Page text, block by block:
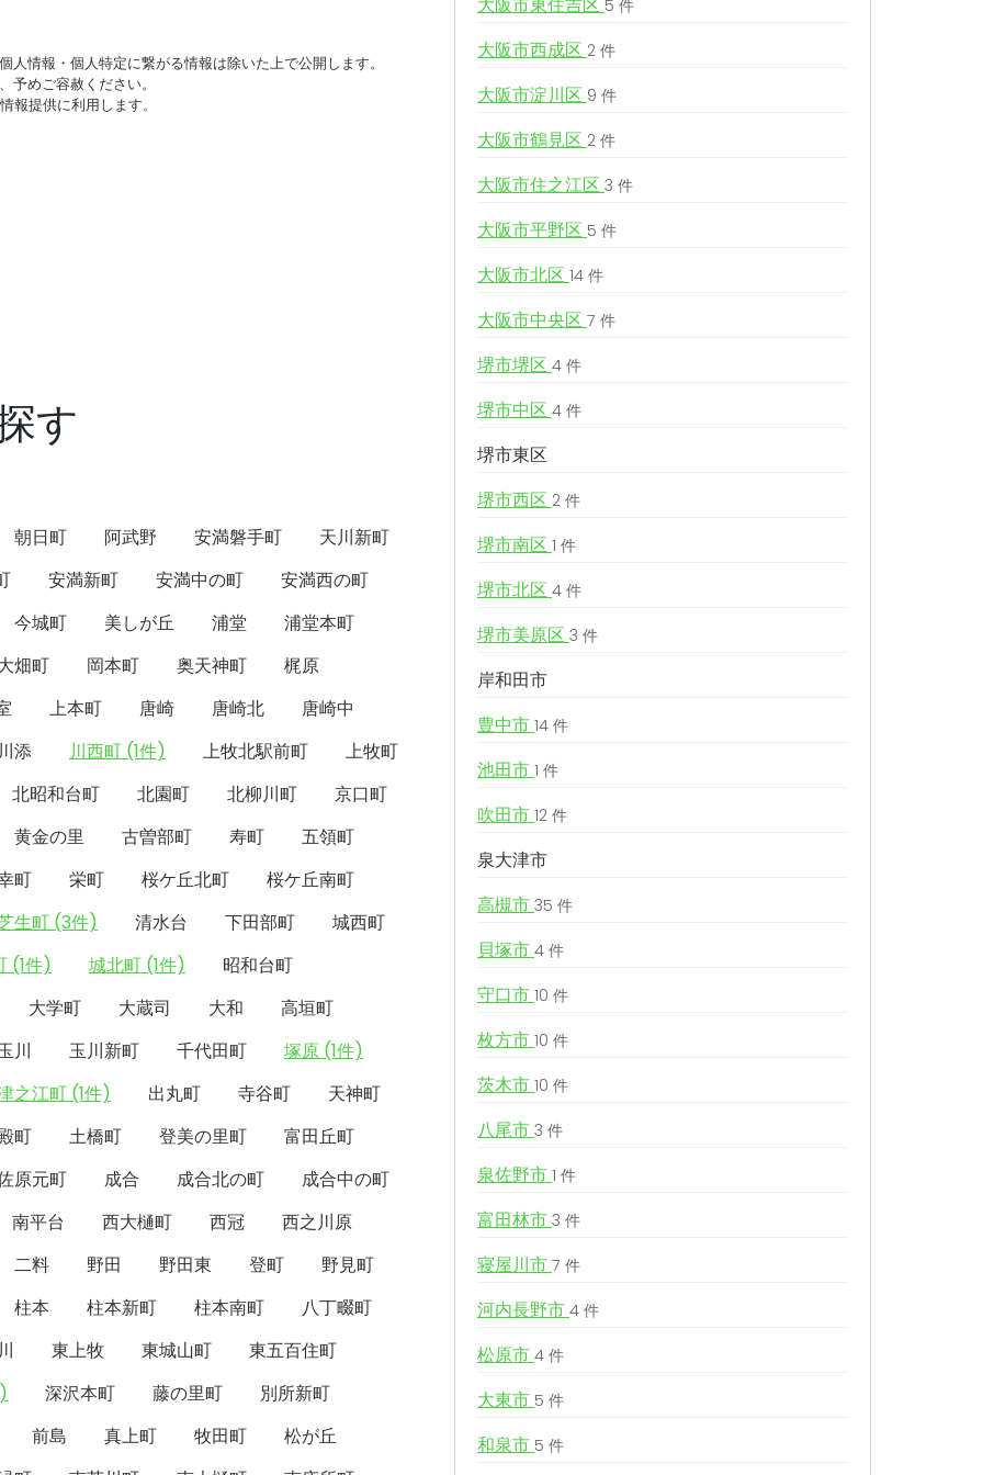
情報・個人特定に繋がる情報は除いた上で公開します。
予めご容赦ください。
報提供に利用します。
す
朝日町 阿武野 安満磐手町
天川新町
安満新町 安満中の町
安満西の町
今城町
美しが丘 浦堂
浦堂本町
畑町
岡本町 奥天神町
梶原
上本町 唐崎 唐崎北
唐崎中
添
川西町 (1件) 上牧北駅前町
上牧町
北昭和台町
北園町 北柳川町
京口町
黄金の里
古曽部町 寿町
五領町
町
栄町 桜ケ丘北町
桜ケ丘南町
生町 (3件)
清水台 下田部町
城西町
(1件)
城北町 (1件)
昭和台町
大学町
大蔵司 大和
高垣町
川
玉川新町 千代田町
塚原 (1件)
之江町 (1件)
出丸町 寺谷町
天神町
町
土橋町 登美の里町
富田丘町
原元町
成合 成合北の町
成合中の町
南平台
西大樋町 西冠
西之川原
二料
野田 野田東 登町
野見町
柱本
柱本新町 柱本南町
八丁畷町
東上牧 東城山町
東五百住町
深沢本町 藤の里町
別所新町
前島
真上町 牧田町
松が丘
5 件
大阪市西成区 2 件
大阪市淀川区 9 件
大阪市鶴見区 2 件
大阪市住之江区 3 件
大阪市平野区 5 件
大阪市北区 14 件
大阪市中央区 7 件
堺市堺区 4 件
堺市中区 4 件
堺市東区
堺市西区 2 件
堺市南区 1 件
堺市北区 4 件
堺市美原区 3 件
岸和田市
豊中市 14 件
池田市 1 件
吹田市 12 件
泉大津市
高槻市 35 件
貝塚市 4 件
守口市 10 件
枚方市 10 件
茨木市 10 件
八尾市 3 件
泉佐野市 1 件
富田林市 3 件
寝屋川市 7 件
河内長野市 4 件
松原市 4 件
大東市 5 件
和泉市 5 件